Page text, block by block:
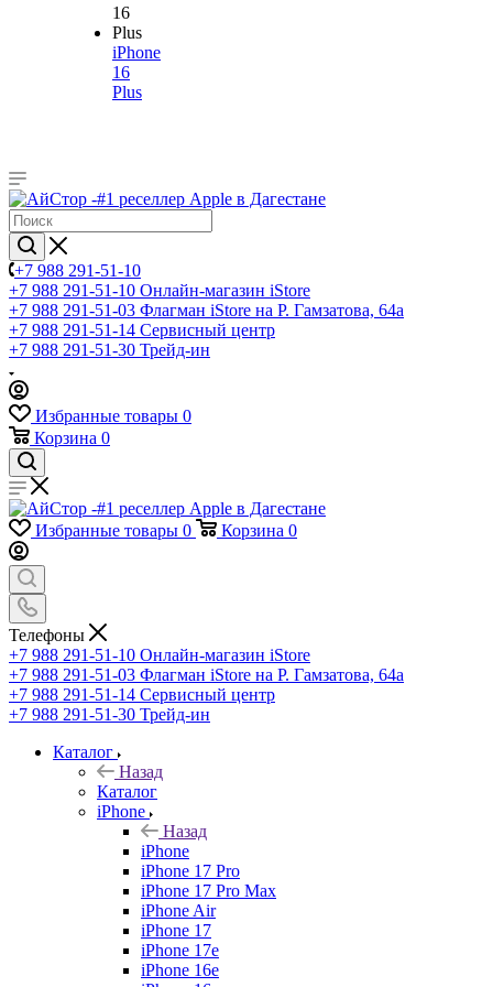
iPhone
16
Plus
+7 988 291-51-10
+7 988 291-51-10 Онлайн-магазин iStore
+7 988 291-51-03 Флагман iStore на Р. Гамзатова, 64а
+7 988 291-51-14 Сервисный центр
+7 988 291-51-30 Трейд-ин
Избранные товары 0
Корзина 0
Избранные товары 0 Корзина 0
Телефоны
+7 988 291-51-10 Онлайн-магазин iStore
+7 988 291-51-03 Флагман iStore на Р. Гамзатова, 64а
+7 988 291-51-14 Сервисный центр
+7 988 291-51-30 Трейд-ин
Каталог
Назад
Каталог
iPhone
Назад
iPhone
iPhone 17 Pro
iPhone 17 Pro Max
iPhone Air
iPhone 17
iPhone 17e
iPhone 16e